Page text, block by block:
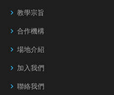
教學宗旨
合作機構
場地介紹
加入我們
聯絡我們